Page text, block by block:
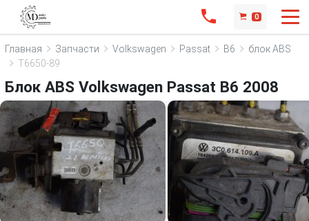
0
Главная Запчасти Volkswagen Passat B6
блок ABS
T6650-89
Блок ABS Volkswagen Passat B6 2008